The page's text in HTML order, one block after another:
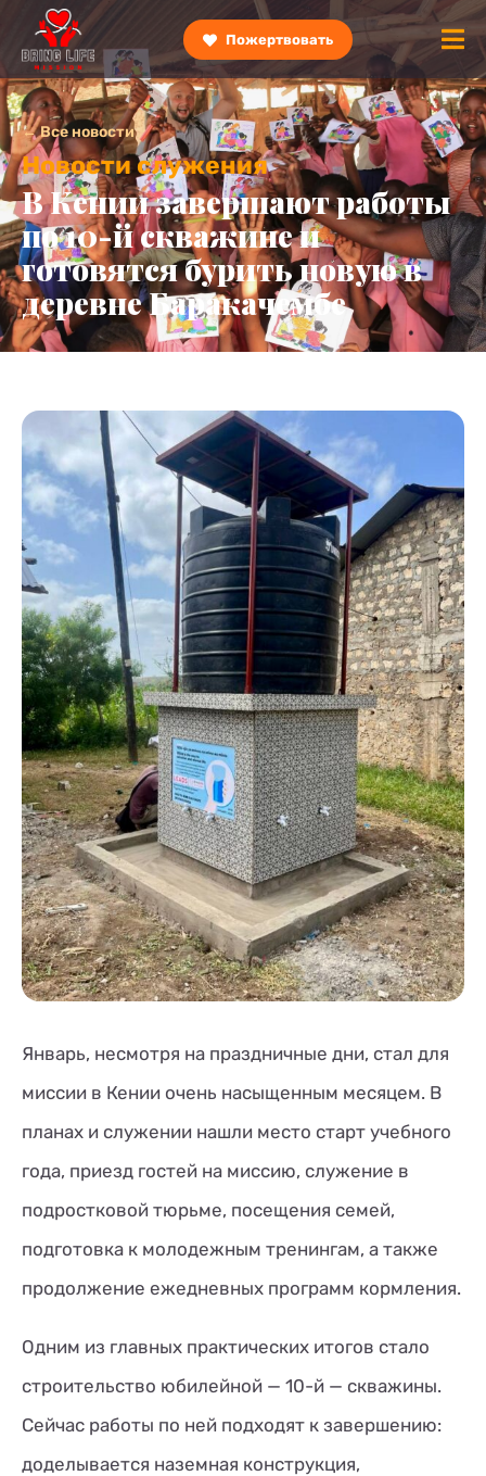
Пожертвовать
← Все новости
Новости служения
В Кении завершают работы
по 10-й скважине и
готовятся бурить новую в
деревне Баракачембе
Январь, несмотря на праздничные дни, стал для
миссии в Кении очень насыщенным месяцем. В
планах и служении нашли место старт учебного
года, приезд гостей на миссию, служение в
подростковой тюрьме, посещения семей,
подготовка к молодежным тренингам, а также
продолжение ежедневных программ кормления.
Одним из главных практических итогов стало
строительство юбилейной — 10-й — скважины.
Сейчас работы по ней подходят к завершению:
доделывается наземная конструкция,